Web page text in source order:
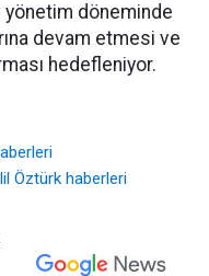
yönetim döneminde
devam etmesi ve
hedefleniyor.
Öztürk haberleri